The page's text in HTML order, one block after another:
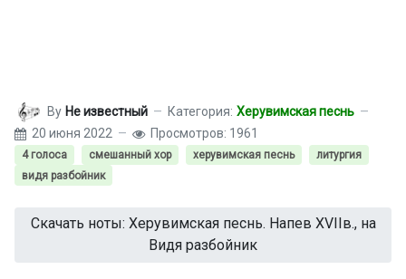
By Не известный Категория: Херувимская песнь
20 июня 2022
Просмотров: 1961
4 голоса смешанный хор херувимская песнь
литургия
видя разбойник
Скачать ноты: Херувимская песнь. Напев XVIIв., на
Видя разбойник